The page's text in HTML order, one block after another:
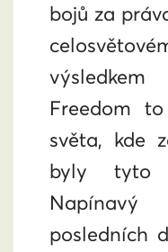
bojů za
Freedom
světa, kde
byly tyto
posledních